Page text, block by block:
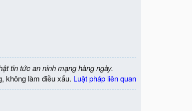
tin tức an ninh mạng hàng ngày.
không làm điều xấu. Luật pháp liên quan